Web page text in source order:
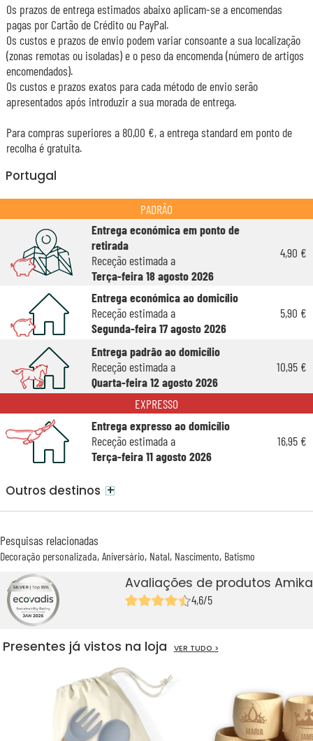
Os prazos de entrega estimados abaixo aplicam-se a encomendas
pagas por Cartão de Crédito ou PayPal.
Os custos e prazos de envio podem variar consoante a sua localização
(zonas remotas ou isoladas) e o peso da encomenda (número de artigos
encomendados).
Os custos e prazos exatos para cada método de envio serão
apresentados após introduzir a sua morada de entrega.
Para compras superiores a 80,00 €, a entrega standard em ponto de
recolha é gratuita.
Portugal
PADRÃO
Entrega económica em ponto de
retirada
Receção estimada a
Terça-feira 18 agosto 2026
4,90 €
Entrega económica ao domicílio
Receção estimada a
Segunda-feira 17 agosto 2026
5,90 €
Entrega padrão ao domicílio
Receção estimada a
Quarta-feira 12 agosto 2026
10,95 €
EXPRESSO
Entrega expresso ao domicílio
Receção estimada a
Terça-feira 11 agosto 2026
16,95 €
Outros destinos +
Pesquisas relacionadas
Decoração personalizada Aniversário Natal Nascimento Batismo
Avaliações de produtos
4,6/5
Presentes já vistos na loja VER TUDO >